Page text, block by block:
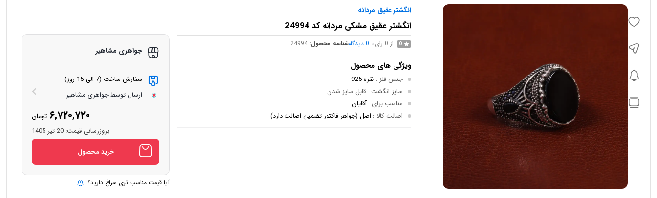
انگشتر عقیق مردانه
انگشتر عقیق مشکی مردانه کد 24994
0 از 0 رای 0 دیدگاهشناسه محصول:24994
ویژگی های محصول
جنس فلز:نقره 925
سایز انگشت: قابل سایز شدن
مناسب برای:آقایان
اصالت کالا: اصل (جواهر فاکتور تضمین اصالت دارد)
جواهری مشاهیر
سفارش ساخت (7 الی 15 روز)
ارسال توسط جواهری مشاهیر
۶,۷۲۰,۷۲۰ تومان
بروزرسانی قیمت: 20 تیر 1405
خرید محصول
آیا قیمت مناسب تری سراغ دارید؟